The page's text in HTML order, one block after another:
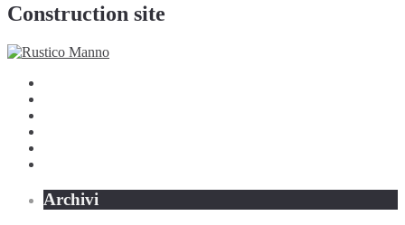
Construction site
Archivi